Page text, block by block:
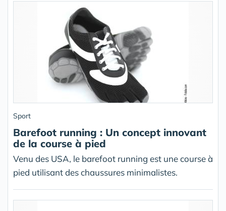
Sport
Barefoot running : Un concept innovant
de la course à pied
Venu des USA, le barefoot running est une course à
pied utilisant des chaussures minimalistes.